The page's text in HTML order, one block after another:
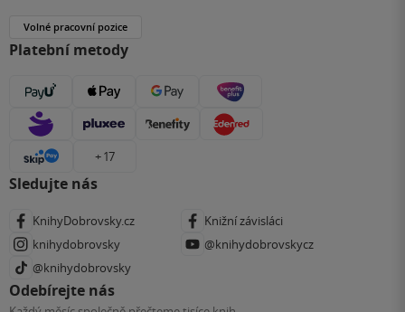
Volné pracovní pozice
Platební metody
+ 17
Sledujte nás
KnihyDobrovsky.cz
Knižní závisláci
knihydobrovsky
@knihydobrovskycz
@knihydobrovsky
Odebírejte nás